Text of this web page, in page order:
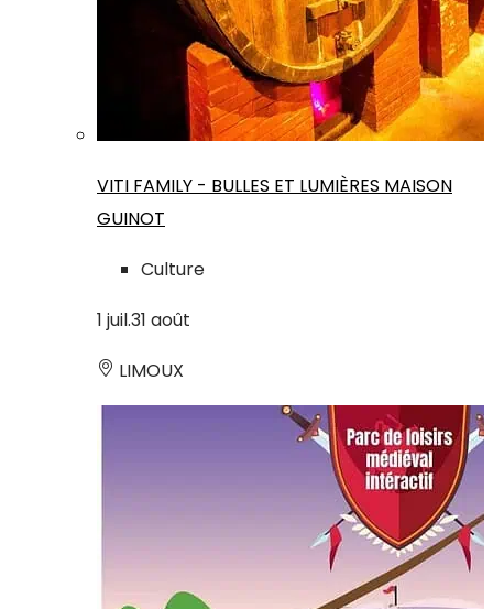
VITI FAMILY - BULLES ET LUMIÈRES MAISON
GUINOT
Culture
1 juil.31 août
LIMOUX